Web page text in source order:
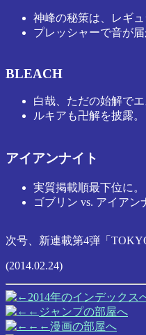
神峰の秘策は、レギ
プレッシャーで音が
BLEACH
白哉、ただの始解で
ルキアも卍解を披露
アイアンナイト
実質掲載順最下位に
ゴブリン vs. アイアン
次号、新連載第4弾「
(2014.02.24)
2014年のインデックス
ジャンプの部屋へ
漫画の部屋へ